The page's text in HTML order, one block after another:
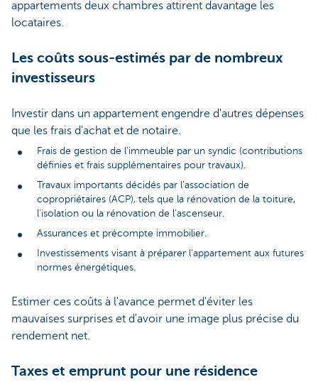
appartements deux chambres attirent davantage les
locataires.
Les coûts sous-estimés par de nombreux
investisseurs
Investir dans un appartement engendre d'autres dépenses
que les frais d'achat et de notaire.
Frais de gestion de l'immeuble par un syndic (contributions
définies et frais supplémentaires pour travaux).
Travaux importants décidés par l'association de
copropriétaires (ACP), tels que la rénovation de la toiture,
l'isolation ou la rénovation de l'ascenseur.
Assurances et précompte immobilier.
Investissements visant à préparer l'appartement aux futures
normes énergétiques.
Estimer ces coûts à l'avance permet d'éviter les
mauvaises surprises et d'avoir une image plus précise du
rendement net.
Taxes et emprunt pour une résidence